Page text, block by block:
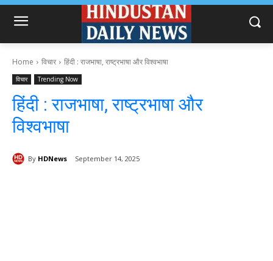
Home विचार हिंदी : राजभाषा, राष्ट्रभाषा और विश्वभाषा
विचार Trending Now
हिंदी : राजभाषा, राष्ट्रभाषा और
विश्वभाषा
By HDNews September 14, 2025